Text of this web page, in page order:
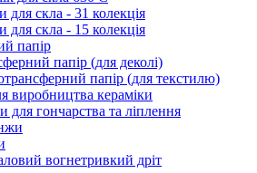
для скла - 31 колекція
для скла - 15 колекція
папір
папір (для деколі)
папір (для текстилю)
виробництва кераміки
для гончарства та ліплення
вогнетривкий дріт